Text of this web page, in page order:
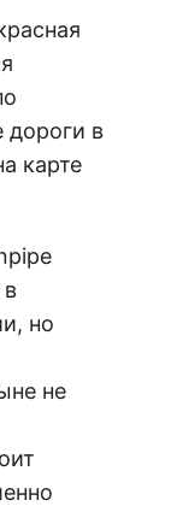
дороги в
карте
но
не